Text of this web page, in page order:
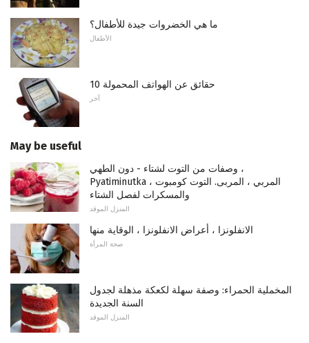
ما هي الخضروات جيدة للأطفال؟
الأطفال
10 حقائق عن الهواتف المحمولة
آخر
May be useful
وصفات من التوت لشتاء - دون الطهي ،
Pyatiminutka ، المربي ، المربى. التوت كومبوت
والمسكرات لفصل الشتاء
المنزل الموقد
الانفلونزا ، أعراض الانفلونزا ، الوقاية منها
صحة المرأة
المخملية الحمراء: وصفة سهلة لكعكة مذهلة لجدول
السنة الجديدة
المنزل الموقد